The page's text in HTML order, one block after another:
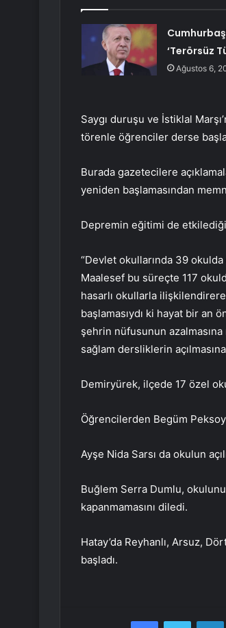
‘Terörsüz
Ağustos 6,
Saygı duruşu ve İstiklal
törenle öğrenciler derse
Burada gazetecilere
yeniden başlamasından
Depremin eğitimi de
“Devlet okullarında 39
Maalesef bu süreçte 117
hasarlı okullarla
başlamasıydı ki hayat bir an
şehrin nüfusunun
sağlam dersliklerin
Demiryürek, ilçede 17 özel
Öğrencilerden Begüm
Ayşe Nida Sarsı da okulun
Buğlem Serra Dumlu,
kapanmamasını diledi.
Hatay’da Reyhanlı, Arsuz,
başladı.
FacebookTwitter